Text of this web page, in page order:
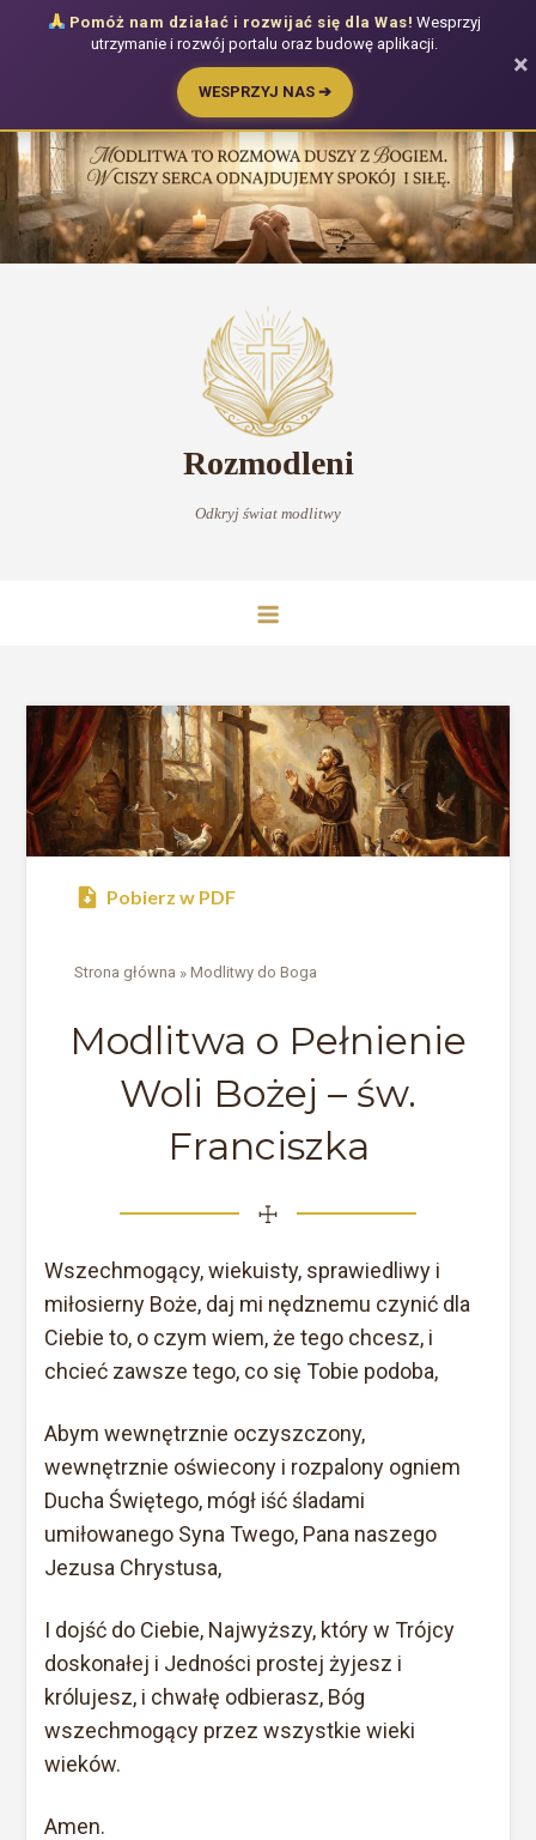
do
treści
Rozmodleni
Odkryj świat modlitwy
Pobierz w PDF
Strona główna »Modlitwy do Boga
Modlitwa o Pełnienie
Woli Bożej – św.
Franciszka
☩
Wszechmogący, wiekuisty, sprawiedliwy i
miłosierny Boże, daj mi nędznemu czynić dla
Ciebie to, o czym wiem, że tego chcesz, i
chcieć zawsze tego, co się Tobie podoba,
Abym wewnętrznie oczyszczony,
wewnętrznie oświecony i rozpalony ogniem
Ducha Świętego, mógł iść śladami
umiłowanego Syna Twego, Pana naszego
Jezusa Chrystusa,
I dojść do Ciebie, Najwyższy, który w Trójcy
doskonałej i Jedności prostej żyjesz i
królujesz, i chwałę odbierasz, Bóg
wszechmogący przez wszystkie wieki
wieków.
Amen.
Pomóż nam działać i rozwijać się dla Was! Wesprzyj
utrzymanie i rozwój portalu oraz budowę aplikacji.
WESPRZYJ NAS ➔
×